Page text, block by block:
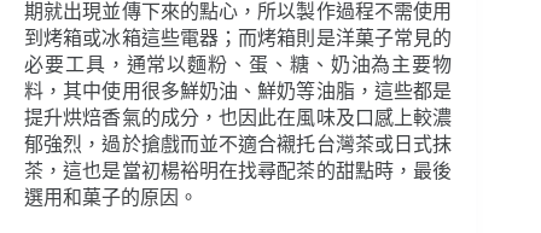
期就出現並傳下來的點心，所以製作過程不需使用
到烤箱或冰箱這些電器；而烤箱則是洋菓子常見的
必要工具，通常以麵粉、蛋、糖、奶油為主要物
料，其中使用很多鮮奶油、鮮奶等油脂，這些都是
提升烘焙香氣的成分，也因此在風味及口感上較濃
郁強烈，過於搶戲而並不適合襯托台灣茶或日式抹
茶，這也是當初楊裕明在找尋配茶的甜點時，最後
選用和菓子的原因。